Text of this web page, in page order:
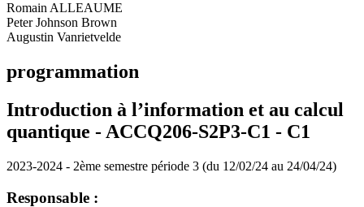
Romain ALLEAUME
Peter Johnson Brown
Augustin Vanrietvelde
programmation
Introduction à l’information et au calcul
quantique - ACCQ206-S2P3-C1 - C1
2023-2024 - 2ème semestre période 3 (du 12/02/24 au 24/04/24)
Responsable :